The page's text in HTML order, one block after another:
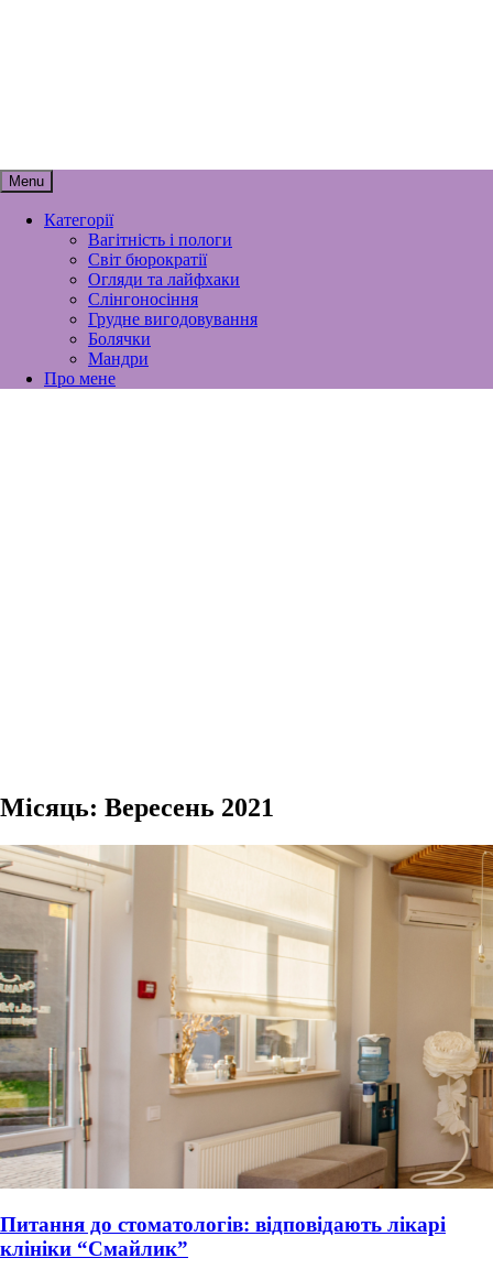
Menu
Категорії
Вагітність і пологи
Світ бюрократії
Огляди та лайфхаки
Слінгоносіння
Грудне вигодовування
Болячки
Мандри
Про мене
Місяць: Вересень 2021
Питання до стоматологів: відповідають лікарі
клініки “Смайлик”